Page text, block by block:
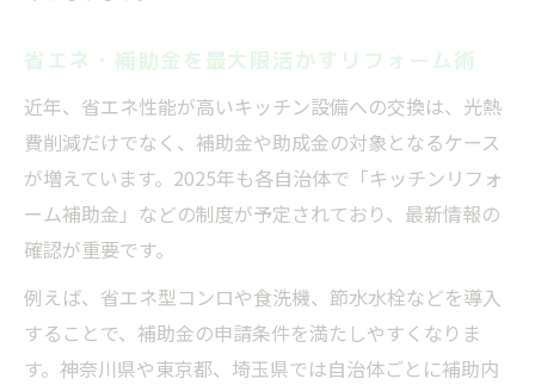
省エネ・補助金を最大限活かすリフォーム術
近年、省エネ性能が高いキッチン設備への交換は、光熱
費削減だけでなく、補助金や助成金の対象となるケース
が増えています。2025年も各自治体で「キッチンリフォ
ーム補助金」などの制度が予定されており、最新情報の
確認が重要です。
例えば、省エネ型コンロや食洗機、節水水栓などを導入
することで、補助金の申請条件を満たしやすくなりま
す。神奈川県や東京都、埼玉県では自治体ごとに補助内